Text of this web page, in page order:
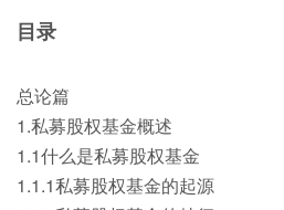
目录
总论篇
1.私募股权基金概述
1.1什么是私募股权基金
1.1.1私募股权基金的起源